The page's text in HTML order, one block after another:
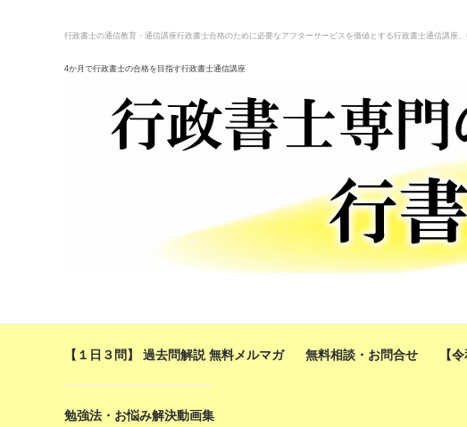
行政書士の通信教育・通信講座行政書士合格のために必要なアフターサービスを価値とする行政書士通信講座
4か月で行政書士の合格を目指す行政書士通信講座
【１日３問】 過去問解説 無料メルマガ 無料相談・お問合せ 【
勉強法・お悩み解決動画集